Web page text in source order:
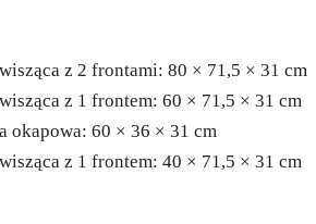
z 2 frontami: 80 × 71,5 × 31 cm
z 1 frontem: 60 × 71,5 × 31 cm
okapowa: 60 × 36 × 31 cm
z 1 frontem: 40 × 71,5 × 31 cm